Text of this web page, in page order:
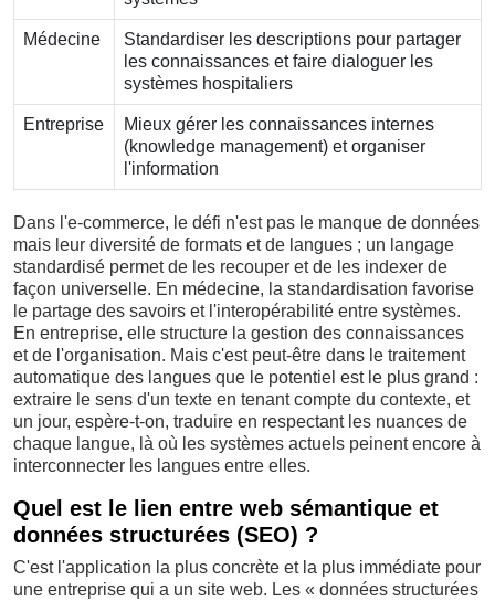
Médecine
Standardiser les descriptions pour partager
les connaissances et faire dialoguer les
systèmes hospitaliers
Entreprise
Mieux gérer les connaissances internes
(knowledge management) et organiser
l'information
Dans l'e-commerce, le défi n'est pas le manque de données
mais leur diversité de formats et de langues ; un langage
standardisé permet de les recouper et de les indexer de
façon universelle. En médecine, la standardisation favorise
le partage des savoirs et l'interopérabilité entre systèmes.
En entreprise, elle structure la gestion des connaissances
et de l'organisation. Mais c'est peut-être dans le traitement
automatique des langues que le potentiel est le plus grand :
extraire le sens d'un texte en tenant compte du contexte, et
un jour, espère-t-on, traduire en respectant les nuances de
chaque langue, là où les systèmes actuels peinent encore à
interconnecter les langues entre elles.
Quel est le lien entre web sémantique et
données structurées (SEO) ?
C'est l'application la plus concrète et la plus immédiate pour
une entreprise qui a un site web. Les « données structurées